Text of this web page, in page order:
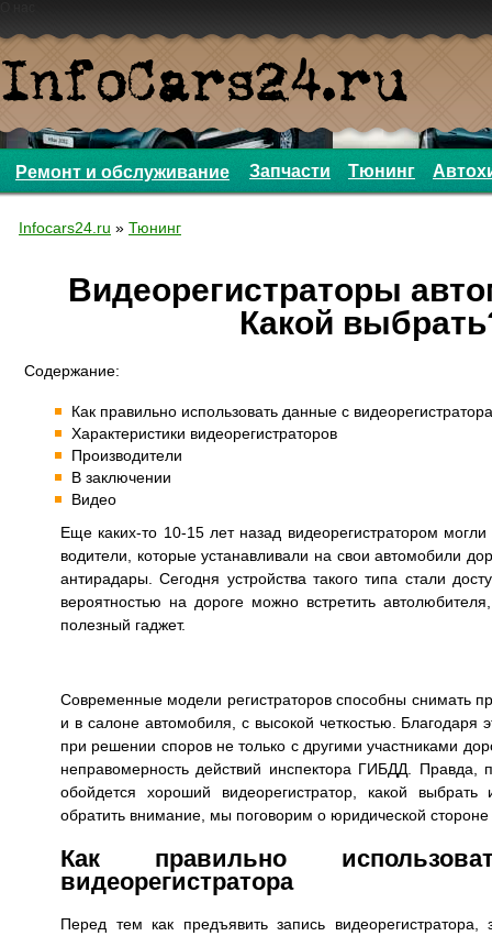
Ремонт и обслуживание Запчасти Тюнинг
Infocars24.ru » Тюнинг
Видеорегистраторы
Какой
Содержание:
Как правильно использовать данные с видеорегистратора
Характеристики видеорегистраторов
Производители
В заключении
Видео
Еще каких-то 10-15 лет назад видеорегистратором могли
водители, которые устанавливали на свои автомобили
антирадары. Сегодня устройства такого типа стали
вероятностью на дороге можно встретить
полезный гаджет.
Современные модели регистраторов способны снимать
и в салоне автомобиля, с высокой четкостью. Благодаря
при решении споров не только с другими участниками
неправомерность действий инспектора ГИБДД. Правда,
обойдется хороший видеорегистратор, какой
обратить внимание, мы поговорим о юридической стороне
Как правильно
видеорегистратора
Перед тем как предъявить запись видеорегистратора,